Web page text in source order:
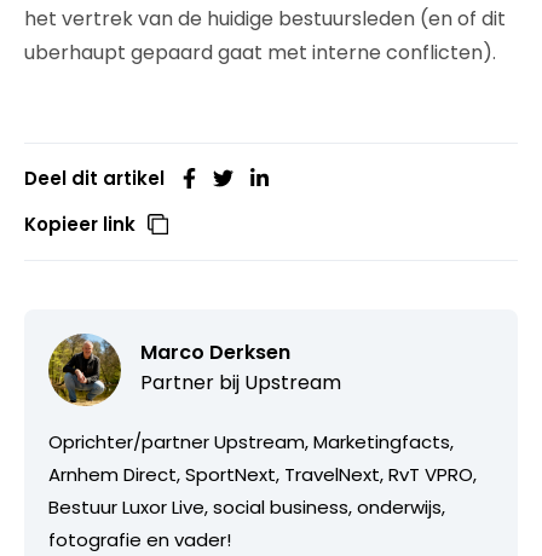
het vertrek van de huidige bestuursleden (en of dit
uberhaupt gepaard gaat met interne conflicten).
Deel dit artikel
Kopieer link
Marco Derksen
Partner bij Upstream
Oprichter/partner Upstream, Marketingfacts,
Arnhem Direct, SportNext, TravelNext, RvT VPRO,
Bestuur Luxor Live, social business, onderwijs,
fotografie en vader!